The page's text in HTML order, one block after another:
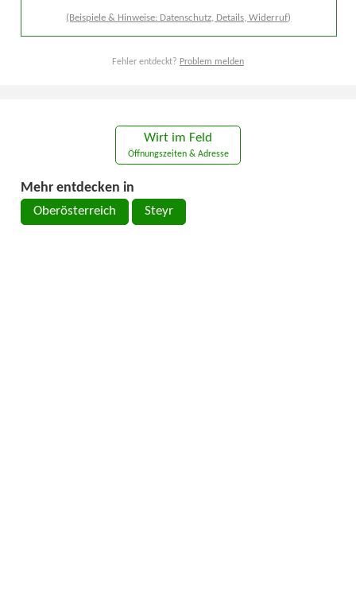
(Beispiele & Hinweise: Datenschutz, Details, Widerruf)
Fehler entdeckt? Problem melden
Wirt im Feld
Öffnungszeiten & Adresse
Mehr entdecken in
Oberösterreich Steyr